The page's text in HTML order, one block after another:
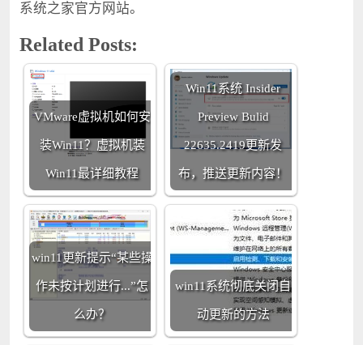
系统之家官方网站。
Related Posts:
VMware虚拟机如何安
装Win11？虚拟机装
Win11最详细教程
Win11系统 Insider
Preview Bulid
22635.2419更新发
布，推送更新内容！
win11更新提示“某些操
作未按计划进行...”怎
么办？
win11系统彻底关闭自
动更新的方法